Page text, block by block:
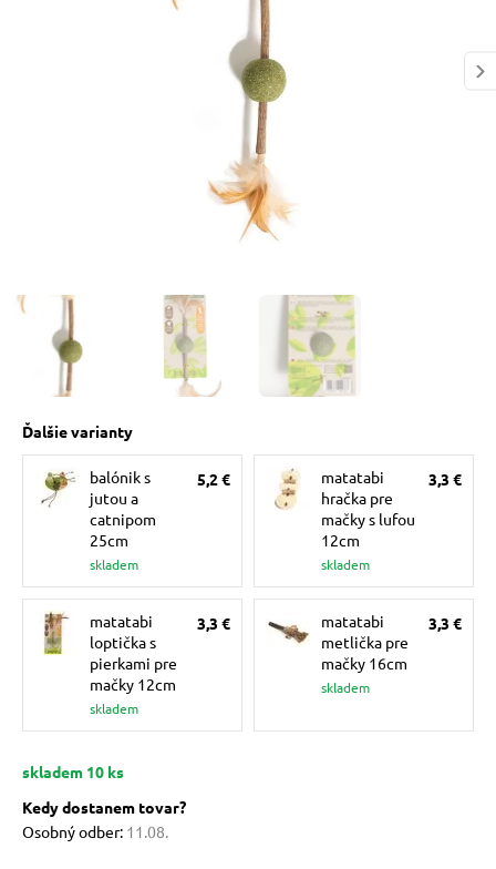
psov
pre psov
ohlávky
psov
Ďalšie varianty
balónik s
jutou a
catnipom
25cm
skladem
5,2 €
matatabi
hračka pre
mačky s lufou
12cm
skladem
3,3 €
matatabi
loptička s
pierkami pre
mačky 12cm
skladem
3,3 €
matatabi
metlička pre
mačky 16cm
skladem
3,3 €
skladem 10 ks
Kedy dostanem tovar?
Osobný odber: 11.08.